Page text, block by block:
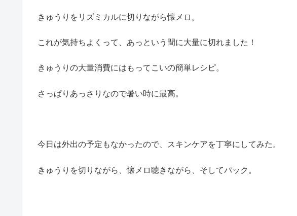
きゅうりをリズミカルに切りながら懐メロ。
これが気持ちよくって、あっという間に大量に切れました！
きゅうりの大量消費にはもってこいの簡単レシピ。
さっぱりあっさりなので暑い時に最高。
今日は外出の予定もなかったので、スキンケアを丁寧にしてみた。
きゅうりを切りながら、懐メロ聴きながら、そしてパック。